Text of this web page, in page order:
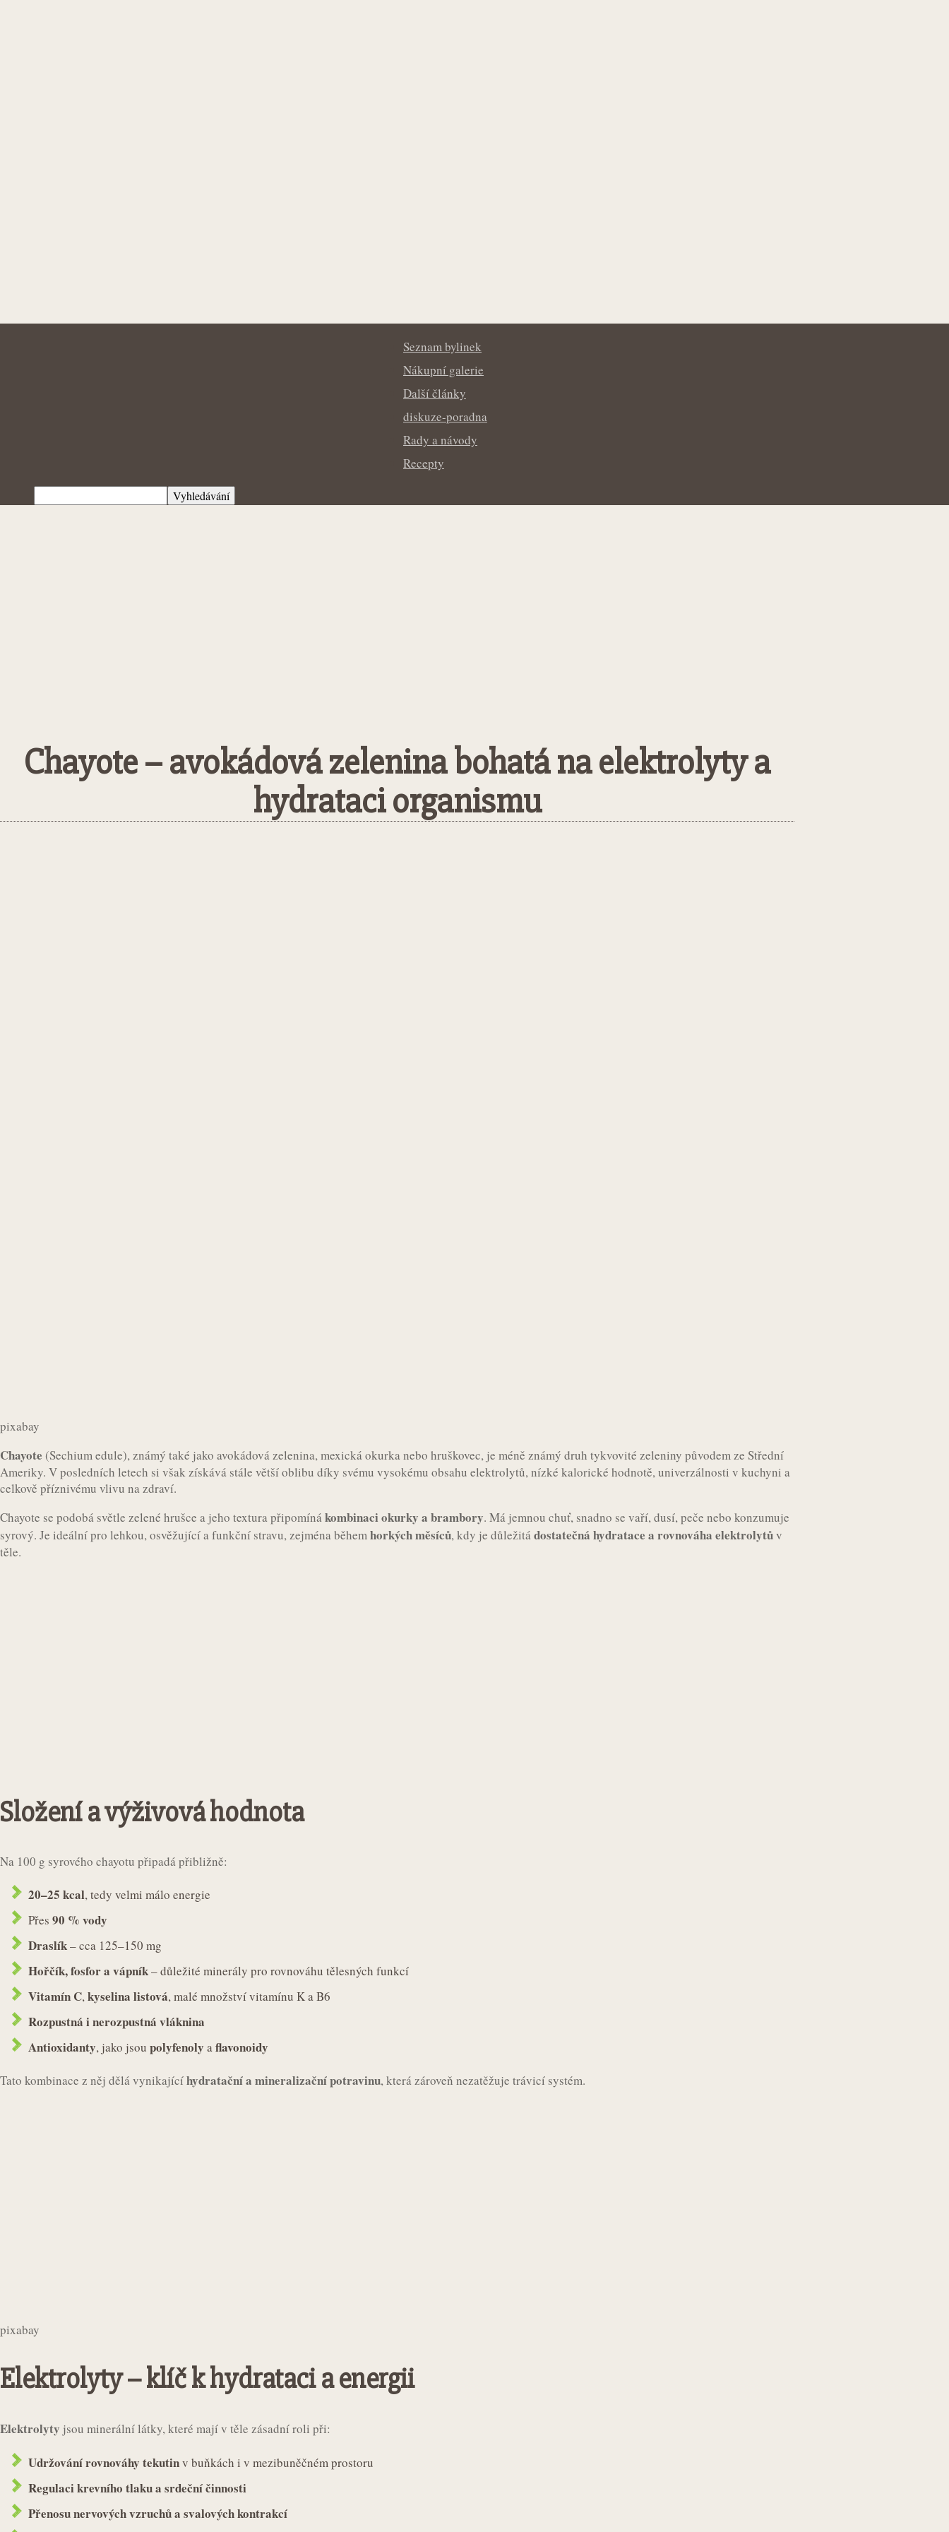
Bylinkopedie.cz
Seznam bylinek
Nákupní galerie
Další články
diskuze-poradna
Rady a návody
Recepty
Chayote – avokádová zelenina bohatá na elektrolyty a
hydrataci organismu
pixabay
Chayote (Sechium edule), známý také jako avokádová zelenina, mexická okurka nebo hruškovec, je méně známý druh tykvovité zeleniny původem ze Střední
Ameriky. V posledních letech si však získává stále větší oblibu díky svému vysokému obsahu elektrolytů, nízké kalorické hodnotě, univerzálnosti v kuchyni a
celkově příznivému vlivu na zdraví.
Chayote se podobá světle zelené hrušce a jeho textura připomínákombinaci okurky a brambory. Má jemnou chuť, snadno se vaří, dusí, peče nebo konzumuje
syrový. Je ideální pro lehkou, osvěžující a funkční stravu, zejména běhemhorkých měsíců, kdy je důležitádostatečná hydratace a rovnováha elektrolytův
těle.
Složení a výživová hodnota
Na 100 g syrového chayotu připadá přibližně:
20–25 kcal, tedy velmi málo energie
Přes 90 % vody
Draslík– cca 125–150 mg
Hořčík, fosfor a vápník– důležité minerály pro rovnováhu tělesných funkcí
Vitamín C,kyselina listová, malé množství vitamínu K a B6
Rozpustná i nerozpustná vláknina
Antioxidanty, jako jsou polyfenoly aflavonoidy
Tato kombinace z něj dělá vynikajícíhydratační a mineralizační potravinu, která zároveň nezatěžuje trávicí systém.
pixabay
Elektrolyty – klíč k hydrataci a energii
Elektrolyty jsou minerální látky, které mají v těle zásadní roli při:
Udržování rovnováhy tekutinv buňkách i v mezibuněčném prostoru
Regulaci krevního tlaku a srdeční činnosti
Přenosu nervových vzruchů a svalových kontrakcí